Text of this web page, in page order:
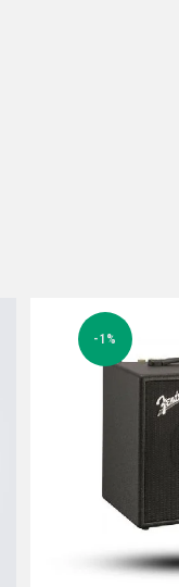
-1%